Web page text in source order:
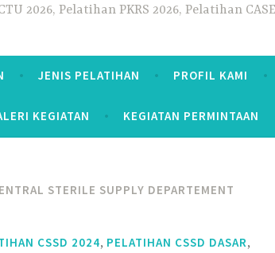
2026, Pelatihan PKRS 2026, Pelatihan
JENIS PELATIHAN PROFIL KAMI
KEGIATAN KEGIATAN PERMINTAAN
STERILE SUPPLY DEPARTEMENT
CSSD 2024, PELATIHAN CSSD DASAR,